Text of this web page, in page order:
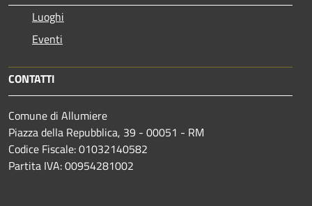
Luoghi
Eventi
CONTATTI
Comune di Allumiere
Piazza della Repubblica, 39 - 00051 - RM
Codice Fiscale: 01032140582
Partita IVA: 00954281002